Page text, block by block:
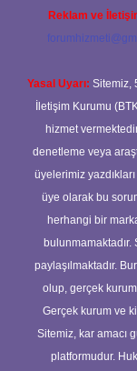
Reklam ve
Yasal Uyarı: Sitemiz,
İletişim Kurumu
hizmet
denetleme veya
üyelerimiz
üye olarak bu
herhangi bir
bulunmamaktadır.
paylaşılmaktadır.
olup, gerçek kurum
Gerçek kurum ve
Sitemiz, kar amacı
platformudur.